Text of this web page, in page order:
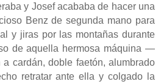
y Josef acababa de hacer una
Benz de segunda mano para
y jiras por las montañas durante
de aquella hermosa máquina —
cardán, doble faetón, alumbrado
retratar ante ella y colgado la